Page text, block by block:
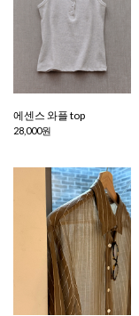
에센스 와플 top
28,000원